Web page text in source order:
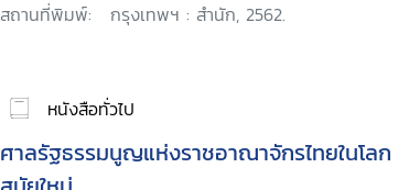
สถานที่พิมพ์: กรุงเทพฯ : สำนัก, 2562.
หนังสือทั่วไป
ศาลรัฐธรรมนูญแห่งราชอาณาจักรไทยในโลก